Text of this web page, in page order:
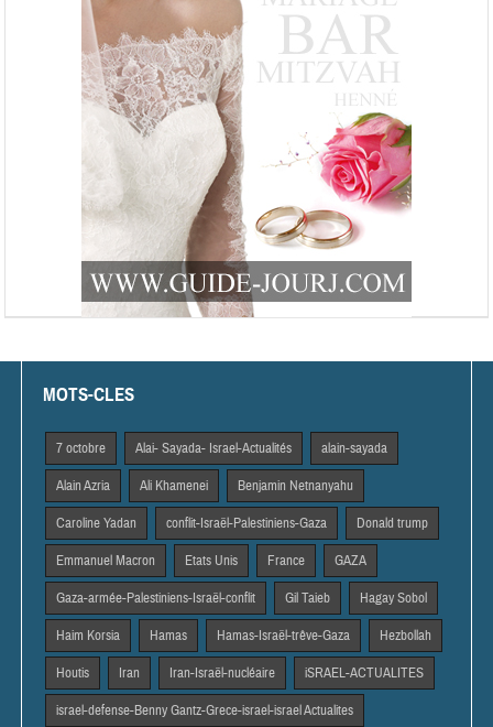
MOTS-CLES
7 octobre Alai- Sayada- Israel-Actualités alain-sayada
Alain Azria Ali Khamenei Benjamin Netnanyahu
Caroline Yadan conflit-Israël-Palestiniens-Gaza Donald trump
Emmanuel Macron Etats Unis France GAZA
Gaza-armée-Palestiniens-Israël-conflit Gil Taieb Hagay Sobol
Haim Korsia Hamas Hamas-Israël-trêve-Gaza Hezbollah
Houtis Iran Iran-Israël-nucléaire iSRAEL-ACTUALITES
israel-defense-Benny Gantz-Grece-israel-israel Actualites